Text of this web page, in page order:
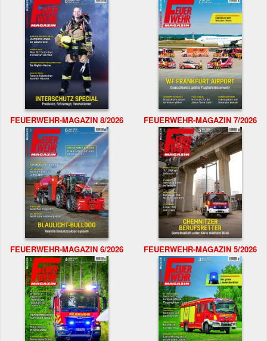
FEUERWEHR-MAGAZIN 8/2026 FEUERWEHR-MAGAZIN 7/2026
FEUERWEHR-MAGAZIN 6/2026 FEUERWEHR-MAGAZIN 5/2026